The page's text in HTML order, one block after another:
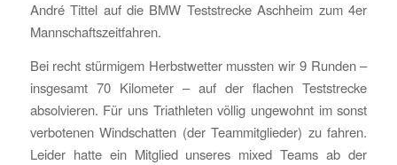
André Tittel auf die BMW Teststrecke Aschheim zum 4er
Mannschaftszeitfahren.
Bei recht stürmigem Herbstwetter mussten wir 9 Runden –
insgesamt 70 Kilometer – auf der flachen Teststrecke
absolvieren. Für uns Triathleten völlig ungewohnt im sonst
verbotenen Windschatten (der Teammitglieder) zu fahren.
Leider hatte ein Mitglied unseres mixed Teams ab der